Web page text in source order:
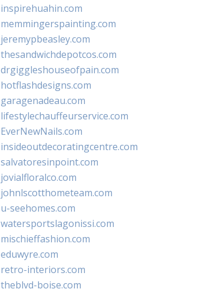
inspirehuahin.com
memmingerspainting.com
jeremypbeasley.com
thesandwichdepotcos.com
drgiggleshouseofpain.com
hotflashdesigns.com
garagenadeau.com
lifestylechauffeurservice.com
EverNewNails.com
insideoutdecoratingcentre.com
salvatoresinpoint.com
jovialfloralco.com
johnlscotthometeam.com
u-seehomes.com
watersportslagonissi.com
mischieffashion.com
eduwyre.com
retro-interiors.com
theblvd-boise.com